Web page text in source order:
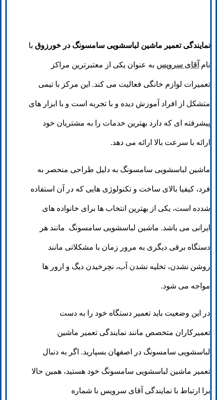
نمایندگی تعمیر ماشین لباسشویی سامسونگ در خورزوق با
نام آقای سرویس به عنوان یکی از معتبرترین مراکز
تعمیرات لوازم خانگی فعالیت می کند. این مرکز با تیمی
متشکل از افراد آموزش دیده و با تجربه است و با ابزار های
پیشرفته ای که دارد بهترین خدمات را به مشتریان خود
ارائه با سرعت بالا ارائه می دهد.
ماشین لباسشویی سامسونگ به دلیل طراحی منحصر به
فرد، کیفیا بالای ساخت و تکنولوژی هایی که در آن استفاده
شدده است، یکی از بهترین انتخاب ها برای خانواده های
ایرانی می باشد. ماشین لباسشویی سامسونگ مانند هر
دستگاه برقی دیگری به مرور زمان با مشکلاتی مانند
روشن نشدن، تخلیه نشدن آب، نچرخیدن دیگ و ارور ها
مواجه می شود.
در این وضعیت باید تعمیر دستگاه خود را به دست
تعمیرکاران متخصص مانند نمایندگی تعمیر ماشین
لباسشویی سامسونگ در اصفهان بسپارید. اگر به دنبال
تعمیر ماشین لباسشویی سامسونگ خود هستید، همین حالا
برا ارتباط با نمایندگی آقای سرویس با شماره